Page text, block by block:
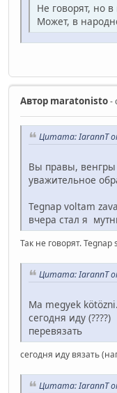
Не говорят, но
Может, в
Автор maratonisto-
Цитата: IarannT
Вы правы, венгры
уважительное
Tegnap voltam
вчера стал я
Так не говорят.
Цитата: IarannT
Ma megyek kötözni.
сегодня иду
перевязать
сегодня иду вязать
Цитата: IarannT